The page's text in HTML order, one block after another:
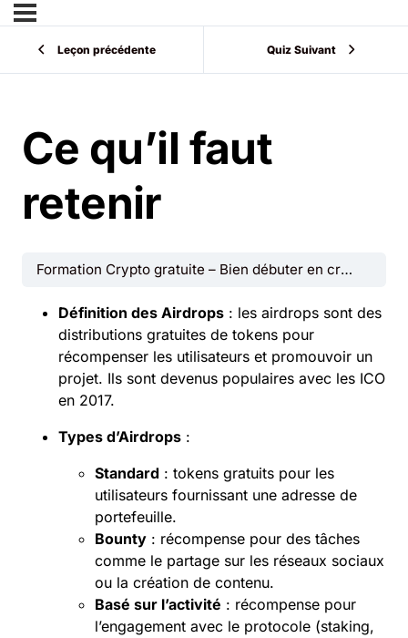
Leçon précédente Quiz Suivant
Ce qu’il faut
retenir
Formation Crypto gratuite – Bien débuter en crypto monnaies
Définition des Airdrops : les airdrops sont des
distributions gratuites de tokens pour
récompenser les utilisateurs et promouvoir un
projet. Ils sont devenus populaires avec les ICO
en 2017.
Types d’Airdrops :
Standard : tokens gratuits pour les
utilisateurs fournissant une adresse de
portefeuille.
Bounty : récompense pour des tâches
comme le partage sur les réseaux sociaux
ou la création de contenu.
Basé sur l’activité : récompense pour
l’engagement avec le protocole (staking,